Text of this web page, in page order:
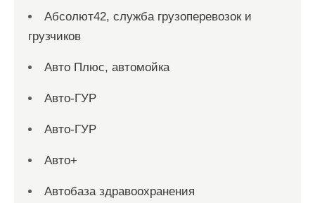
Абсолют42, служба грузоперевозок и
грузчиков
Авто Плюс, автомойка
Авто-ГУР
Авто-ГУР
Авто+
Автобаза здравоохранения